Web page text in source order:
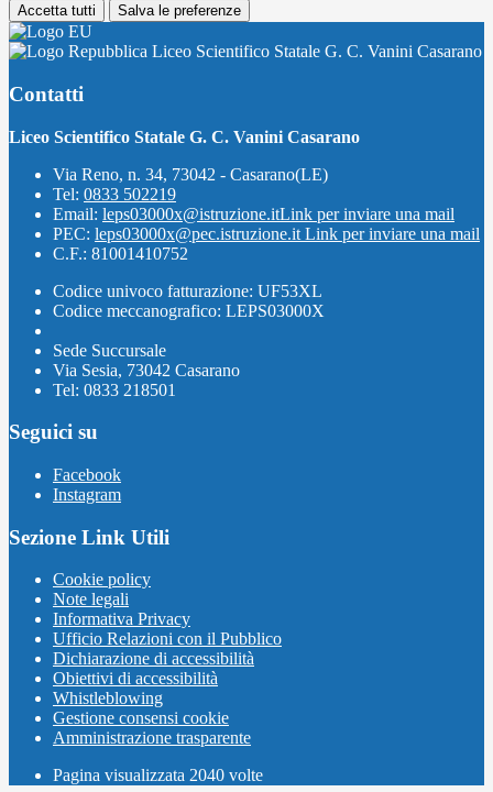
Accetta tutti Salva le preferenze
Liceo Scientifico Statale G. C. Vanini Casarano
Contatti
Liceo Scientifico Statale G. C. Vanini Casarano
Via Reno, n. 34, 73042 - Casarano(LE)
Tel: 0833 502219
Email: leps03000x@istruzione.itLink per inviare una mail
PEC: leps03000x@pec.istruzione.it Link per inviare una mail
C.F.: 81001410752
Codice univoco fatturazione: UF53XL
Codice meccanografico: LEPS03000X
Sede Succursale
Via Sesia, 73042 Casarano
Tel: 0833 218501
Seguici su
Facebook
Instagram
Sezione Link Utili
Cookie policy
Note legali
Informativa Privacy
Ufficio Relazioni con il Pubblico
Dichiarazione di accessibilità
Obiettivi di accessibilità
Whistleblowing
Gestione consensi cookie
Amministrazione trasparente
Pagina visualizzata 2040 volte